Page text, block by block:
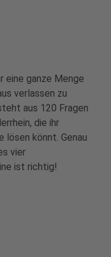
eine ganze Menge
verlassen zu
aus 120 Fragen
die ihr
lösen könnt. Genau
vier
ist richtig!